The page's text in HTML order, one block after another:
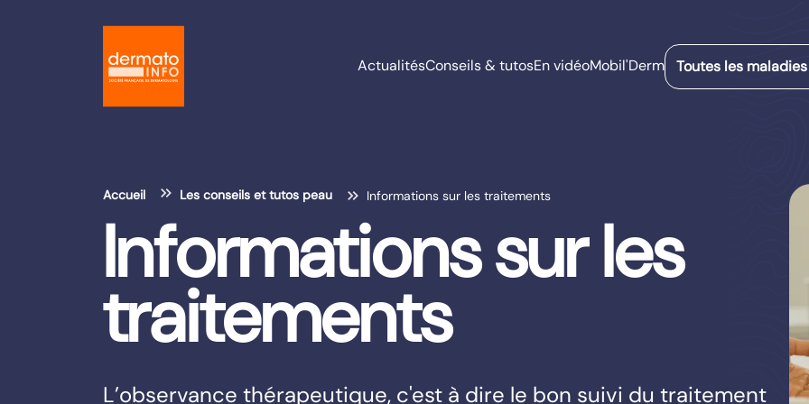
ActualitésConseils & tutosEn vidéoMobil'Derm Toutes les maladies
Accueil Les conseils et tutos peau Informations sur les traitements
Informations sur les
traitements
L’observance thérapeutique, c'est à dire le bon suivi du traitement